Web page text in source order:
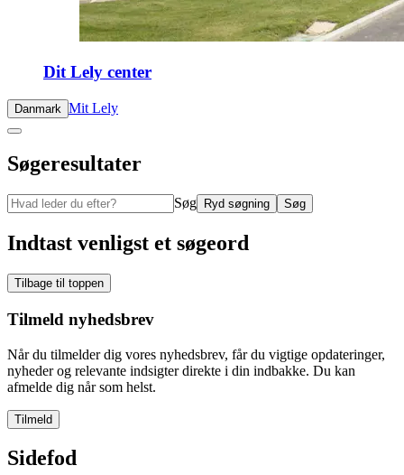
Dit Lely center
Danmark Mit Lely
Søgeresultater
Søg Ryd søgning Søg
Indtast venligst et søgeord
Tilbage til toppen
Tilmeld nyhedsbrev
Når du tilmelder dig vores nyhedsbrev, får du vigtige opdateringer,
nyheder og relevante indsigter direkte i din indbakke. Du kan
afmelde dig når som helst.
Tilmeld
Sidefod